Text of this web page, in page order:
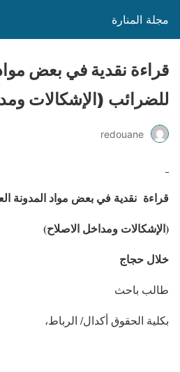
مجلة المنارة
قراءة نقدية في بعض
للضرائب (الإشكالات
redouane
قراءة نقدية في بعض مواد المدونة
(الإشكالات ومداخل الاصلاح)
خلال حجاج
طالب باحث
بكلية الحقوق أكدال/ الرباط،